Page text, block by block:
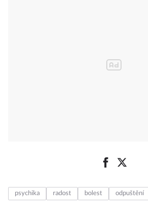
psychika radost bolest odpuštění